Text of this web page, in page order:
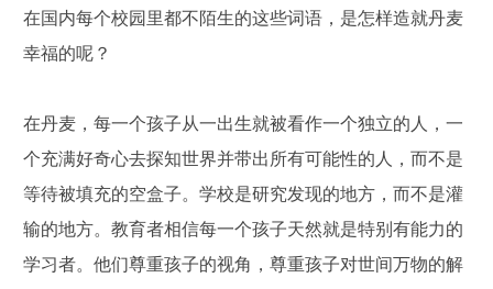
在国内每个校园里都不陌生的这些词语，是怎样造就丹麦
幸福的呢？
在丹麦，每一个孩子从一出生就被看作一个独立的人，一
个充满好奇心去探知世界并带出所有可能性的人，而不是
等待被填充的空盒子。学校是研究发现的地方，而不是灌
输的地方。教育者相信每一个孩子天然就是特别有能力的
学习者。他们尊重孩子的视角，尊重孩子对世间万物的解